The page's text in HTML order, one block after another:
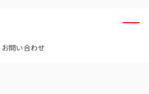
問い合わせ